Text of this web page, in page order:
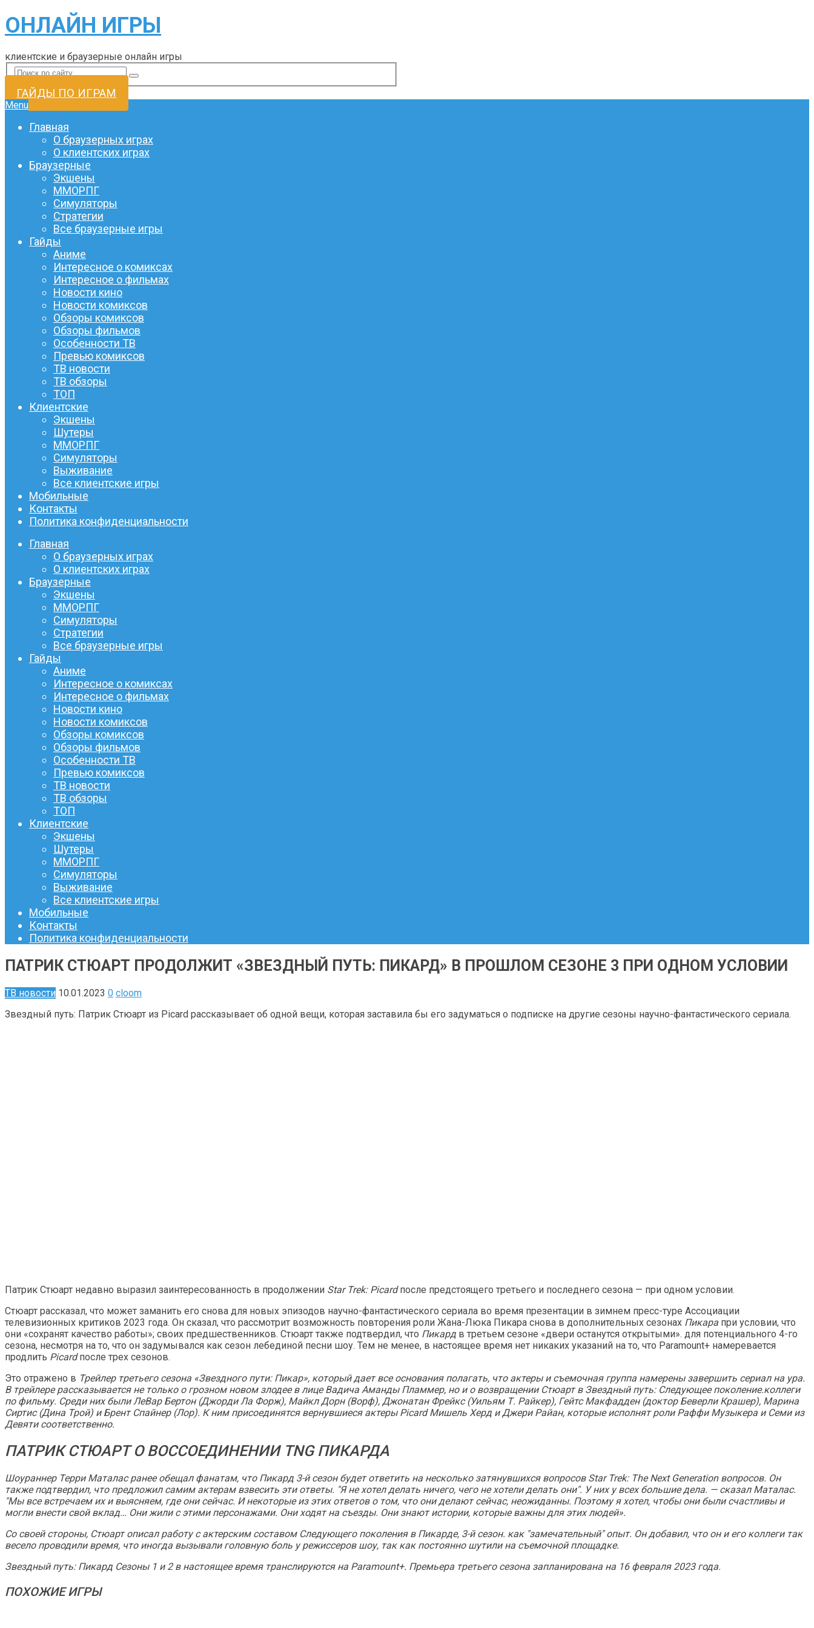
ОНЛАЙН ИГРЫ
клиентские и браузерные онлайн игры
ГАЙДЫ ПО ИГРАМ
Menu
Главная
О браузерных играх
О клиентских играх
Браузерные
Экшены
ММОРПГ
Симуляторы
Стратегии
Все браузерные игры
Гайды
Аниме
Интересное о комиксах
Интересное о фильмах
Новости кино
Новости комиксов
Обзоры комиксов
Обзоры фильмов
Особенности ТВ
Превью комиксов
ТВ новости
ТВ обзоры
ТОП
Клиентские
Экшены
Шутеры
ММОРПГ
Симуляторы
Выживание
Все клиентские игры
Мобильные
Контакты
Политика конфиденциальности
Главная
О браузерных играх
О клиентских играх
Браузерные
Экшены
ММОРПГ
Симуляторы
Стратегии
Все браузерные игры
Гайды
Аниме
Интересное о комиксах
Интересное о фильмах
Новости кино
Новости комиксов
Обзоры комиксов
Обзоры фильмов
Особенности ТВ
Превью комиксов
ТВ новости
ТВ обзоры
ТОП
Клиентские
Экшены
Шутеры
ММОРПГ
Симуляторы
Выживание
Все клиентские игры
Мобильные
Контакты
Политика конфиденциальности
ПАТРИК СТЮАРТ ПРОДОЛЖИТ «ЗВЕЗДНЫЙ ПУТЬ: ПИКАРД» В ПРОШЛОМ СЕЗОНЕ 3 ПРИ ОДНОМ УСЛОВИИ
ТВ новости 10.01.2023 0 cloom
Звездный путь: Патрик Стюарт из Picard рассказывает об одной вещи, которая заставила бы его задуматься о подписке на другие сезоны научно-фантастического сериала.
Патрик Стюарт недавно выразил заинтересованность в продолжении Star Trek: Picardпосле предстоящего третьего и последнего сезона — при одном условии.
Стюарт рассказал, что может заманить его снова для новых эпизодов научно-фантастического сериала во время презентации в зимнем пресс-туре Ассоциации
телевизионных критиков 2023 года. Он сказал, что рассмотрит возможность повторения роли Жана-Люка Пикара снова в дополнительных сезонах Пикара при условии, что
они «сохранят качество работы»; своих предшественников. Стюарт также подтвердил, что Пикард в третьем сезоне «двери останутся открытыми». для потенциального 4-го
сезона, несмотря на то, что он задумывался как сезон лебединой песни шоу. Тем не менее, в настоящее время нет никаких указаний на то, что Paramount+ намеревается
продлить Picardпосле трех сезонов.
Это отражено в Трейлер третьего сезона «Звездного пути: Пикар», который дает все основания полагать, что актеры и съемочная группа намерены завершить сериал на ура.
В трейлере рассказывается не только о грозном новом злодее в лице Вадича Аманды Пламмер, но и о возвращении Стюарт в Звездный путь: Следующее поколение.коллеги
по фильму. Среди них были ЛеВар Бертон (Джорди Ла Форж), Майкл Дорн (Ворф), Джонатан Фрейкс (Уильям Т. Райкер), Гейтс Макфадден (доктор Беверли Крашер), Марина
Сиртис (Дина Трой) и Брент Спайнер (Лор). К ним присоединятся вернувшиеся актеры PicardМишель Херд и Джери Райан, которые исполнят роли Раффи Музыкера и Семи из
Девяти соответственно.
ПАТРИК СТЮАРТ О ВОССОЕДИНЕНИИ TNG ПИКАРДА
Шоураннер Терри Маталас ранее обещал фанатам, что Пикард 3-й сезон будет ответить на несколько затянувшихся вопросов Star Trek: The Next Generation вопросов. Он
также подтвердил, что предложил самим актерам взвесить эти ответы. "Я не хотел делать ничего, чего не хотели делать они". У них у всех большие дела. — сказал Маталас.
"Мы все встречаем их и выясняем, где они сейчас. И некоторые из этих ответов о том, что они делают сейчас, неожиданны. Поэтому я хотел, чтобы они были счастливы и
могли внести свой вклад… Они жили с этими персонажами. Они ходят на съезды. Они знают истории, которые важны для этих людей».
Со своей стороны, Стюарт описал работу с актерским составом Следующего поколенияв Пикарде, 3-й сезон. как "замечательный" опыт. Он добавил, что он и его коллеги так
весело проводили время, что иногда вызывали головную боль у режиссеров шоу, так как постоянно шутили на съемочной площадке.
Звездный путь: Пикард Сезоны 1 и 2 в настоящее время транслируются на Paramount+. Премьера третьего сезона запланирована на 16 февраля 2023 года.
ПОХОЖИЕ ИГРЫ